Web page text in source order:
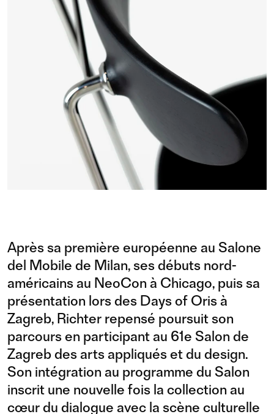
Après sa première européenne au Salone
del Mobile de Milan, ses débuts nord-
américains au NeoCon à Chicago, puis sa
présentation lors des Days of Oris à
Zagreb, Richter repensé poursuit son
parcours en participant au 61e Salon de
Zagreb des arts appliqués et du design.
Son intégration au programme du Salon
inscrit une nouvelle fois la collection au
cœur du dialogue avec la scène culturelle